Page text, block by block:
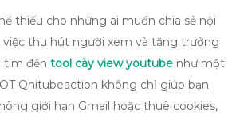
thiếu cho những ai muốn chia sẻ nội
việc thu hút người xem và tăng trưởng
tìm đến tool cày view youtube như một
Qnitubeaction không chỉ giúp bạn
giới hạn Gmail hoặc thuê cookies,